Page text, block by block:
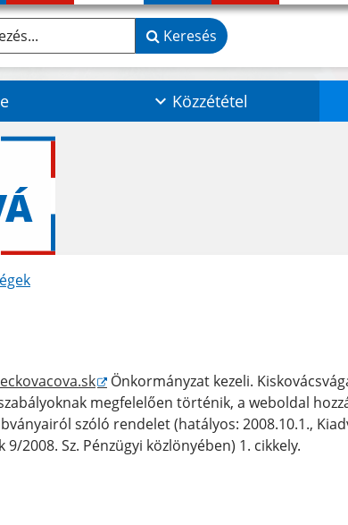
Keresés
Közzététel
Önkormányzat kezeli.
megfelelően történik, a weboldal
szóló rendelet (hatályos: 2008.10.1.,
2008. Sz. Pénzügyi közlönyében) 1. cikkely.